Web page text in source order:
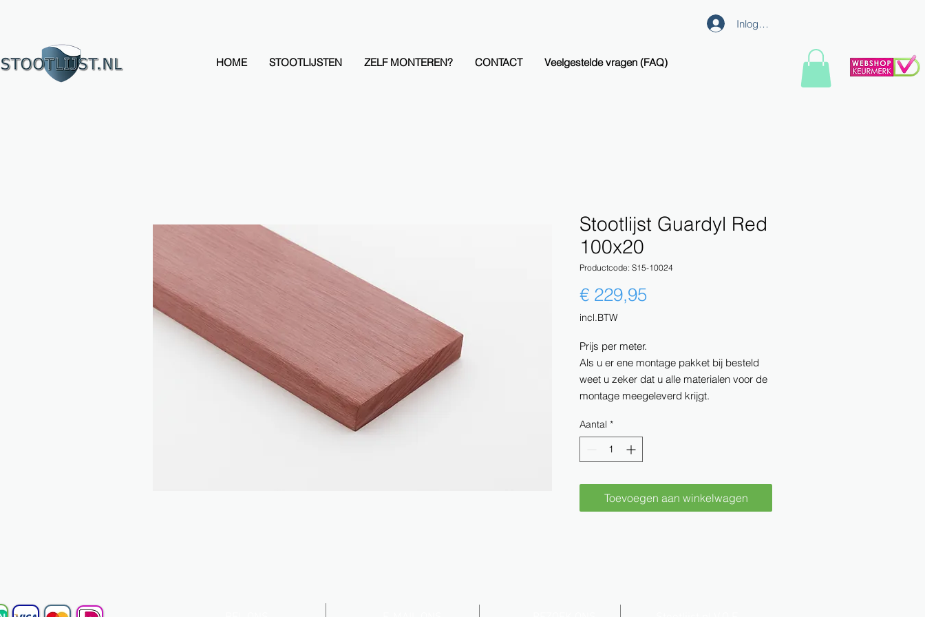
Inloggen
HOME STOOTLIJSTEN ZELF MONTEREN? CONTACT Veelgestelde vragen (FAQ)
Stootlijst Guardyl Red
100x20
Productcode: S15-10024
€ 229,95Prijs
incl.BTW
Prijs per meter.
Als u er ene montage pakket bij besteld
weet u zeker dat u alle materialen voor de
montage meegeleverd krijgt.
Aantal *
Toevoegen aan winkelwagen